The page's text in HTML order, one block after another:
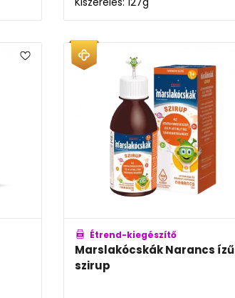
Étrend-kiegészítő
Marslakócskák Narancs ízű
szirup